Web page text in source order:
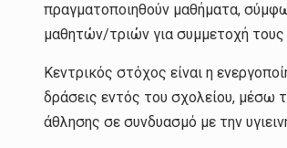
πραγματοποιηθούν μαθήματα,
μαθητών/τριών για συμμετοχή
Κεντρικός στόχος είναι η
δράσεις εντός του σχολείου, μέσω
άθλησης σε συνδυασμό με την